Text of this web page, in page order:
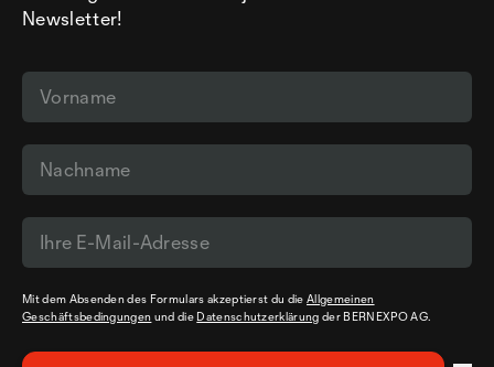
Newsletter!
Mit dem Absenden des Formulars akzeptierst du dieAllgemeinen
Geschäftsbedingungen und die Datenschutzerklärung der BERNEXPO AG.